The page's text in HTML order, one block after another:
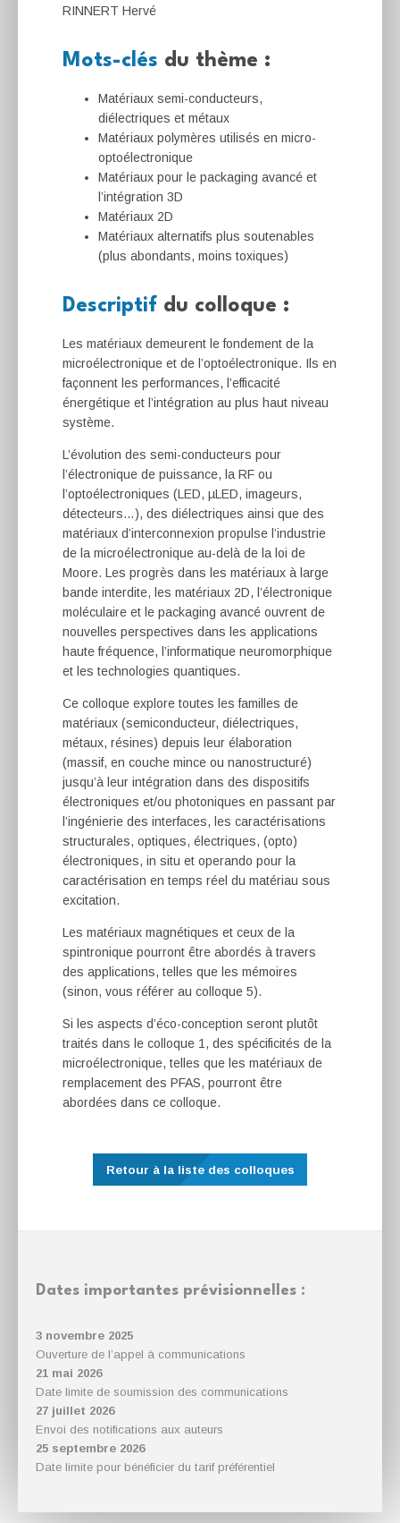
RINNERT Hervé
Mots-clés du thème :
Matériaux semi-conducteurs,
diélectriques et métaux
Matériaux polymères utilisés en micro-
optoélectronique
Matériaux pour le packaging avancé et
l’intégration 3D
Matériaux 2D
Matériaux alternatifs plus soutenables
(plus abondants, moins toxiques)
Descriptif du colloque :
Les matériaux demeurent le fondement de la
microélectronique et de l’optoélectronique. Ils en
façonnent les performances, l’efficacité
énergétique et l’intégration au plus haut niveau
système.
L’évolution des semi-conducteurs pour
l’électronique de puissance, la RF ou
l’optoélectroniques (LED, µLED, imageurs,
détecteurs…), des diélectriques ainsi que des
matériaux d’interconnexion propulse l’industrie
de la microélectronique au-delà de la loi de
Moore. Les progrès dans les matériaux à large
bande interdite, les matériaux 2D, l’électronique
moléculaire et le packaging avancé ouvrent de
nouvelles perspectives dans les applications
haute fréquence, l’informatique neuromorphique
et les technologies quantiques.
Ce colloque explore toutes les familles de
matériaux (semiconducteur, diélectriques,
métaux, résines) depuis leur élaboration
(massif, en couche mince ou nanostructuré)
jusqu’à leur intégration dans des dispositifs
électroniques et/ou photoniques en passant par
l’ingénierie des interfaces, les caractérisations
structurales, optiques, électriques, (opto)
électroniques, in situ et operando pour la
caractérisation en temps réel du matériau sous
excitation.
Les matériaux magnétiques et ceux de la
spintronique pourront être abordés à travers
des applications, telles que les mémoires
(sinon, vous référer au colloque 5).
Si les aspects d’éco-conception seront plutôt
traités dans le colloque 1, des spécificités de la
microélectronique, telles que les matériaux de
remplacement des PFAS, pourront être
abordées dans ce colloque.
Retour à la liste des colloques
Dates importantes prévisionnelles :
3 novembre 2025
Ouverture de l’appel à communications
21 mai 2026
Date limite de soumission des communications
27 juillet 2026
Envoi des notifications aux auteurs
25 septembre 2026
Date limite pour bénéficier du tarif préférentiel